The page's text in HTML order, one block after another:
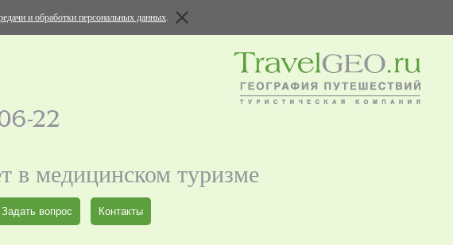
и обработки персональных данных.
в медицинском туризме
Задать вопрос Контакты